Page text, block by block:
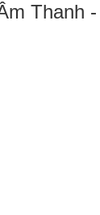
Thanh